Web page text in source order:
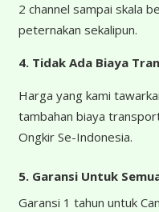
2 channel sampai skala
peternakan sekalipun.
4. Tidak Ada Biaya
Harga yang kami
tambahan biaya
Ongkir Se-Indonesia.
5. Garansi Untuk
Garansi 1 tahun untuk